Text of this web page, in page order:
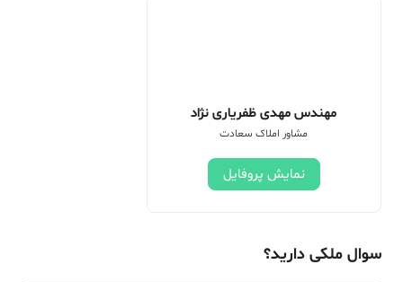
مهندس مهدی ظفریاری نژاد
مشاور املاک سعادت
نمایش پروفایل
سوال ملکی دارید؟